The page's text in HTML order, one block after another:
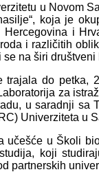
u Novom
koja je
Hercegovina i
i različitih
se na širi društveni
trajala do petka,
za
u saradnji sa
Univerziteta u
učešće u Školi
koji
partnerskih